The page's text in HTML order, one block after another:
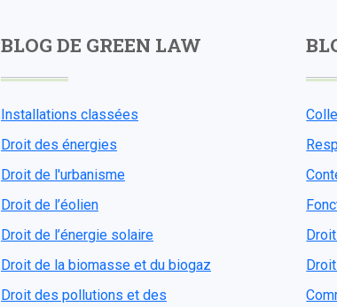
BLOG DE GREEN LAW
Installations classées
Droit des énergies
Droit de l'urbanisme
Droit de l’éolien
Droit de l’énergie solaire
Droit de la biomasse et du biogaz
Droit des pollutions et des